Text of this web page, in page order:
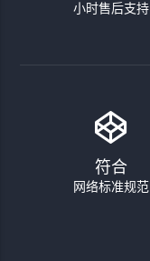
小时售后支持
符合
网络标准规范